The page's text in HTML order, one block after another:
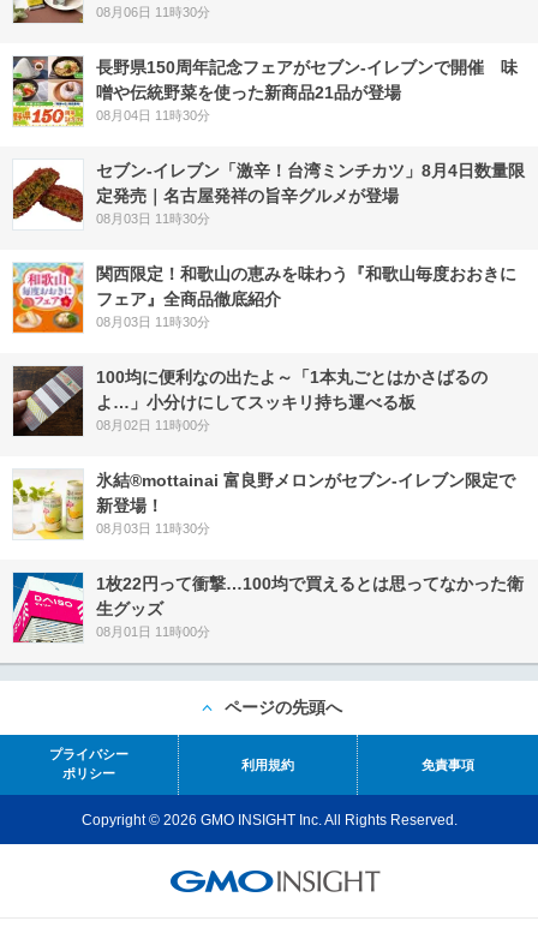
08月06日 11時30分
長野県150周年記念フェアがセブン-イレブンで開催 味
噌や伝統野菜を使った新商品21品が登場
08月04日 11時30分
セブン-イレブン「激辛！台湾ミンチカツ」8月4日数量限
定発売｜名古屋発祥の旨辛グルメが登場
08月03日 11時30分
関西限定！和歌山の恵みを味わう『和歌山毎度おおきに
フェア』全商品徹底紹介
08月03日 11時30分
100均に便利なの出たよ～「1本丸ごとはかさばるの
よ…」小分けにしてスッキリ持ち運べる板
08月02日 11時00分
氷結®mottainai 富良野メロンがセブン‐イレブン限定で
新登場！
08月03日 11時30分
1枚22円って衝撃…100均で買えるとは思ってなかった衛
生グッズ
08月01日 11時00分
ページの先頭へ
プライバシー
ポリシー
利用規約 免責事項
Copyright © 2026 GMO INSIGHT Inc. All Rights Reserved.